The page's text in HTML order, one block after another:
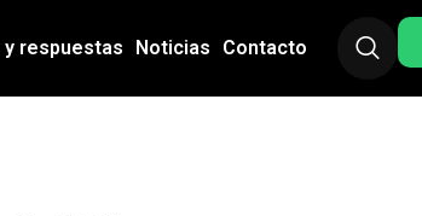
y respuestas Noticias Contacto